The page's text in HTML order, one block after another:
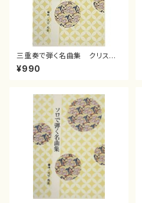
三重奏で弾く名曲集 クリスマ
スメドレー( 箏2/大平光美 編
曲/楽譜）
¥990